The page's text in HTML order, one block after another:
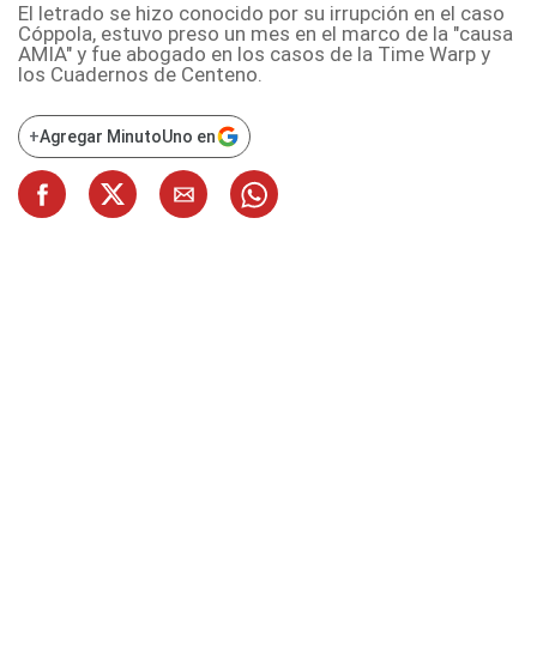
El letrado se hizo conocido por su irrupción en el caso
Cóppola, estuvo preso un mes en el marco de la "causa
AMIA" y fue abogado en los casos de la Time Warp y
los Cuadernos de Centeno.
+Agregar MinutoUno en